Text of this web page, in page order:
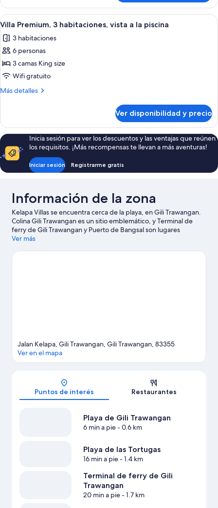
estándar,
habitaciones
people)
Ver
todas
las
fotos
de
Villa
Premium,
vista
la
piscina
Un área de piscina con sillas de
25
Villa Premium, 3 habitaciones, vista a la piscina
3 habitaciones
6 personas
3 camas King size
Wifi gratuito
Más detalles
Más
Premium,
3
habitaciones,
vista
a
la
Ver disponibilidad y precio
Inicia sesión para ver los descuentos y las ventajas que reúnen
los requisitos. ¡Más recompensas te llevan a más aventuras!
Iniciar sesión Registrarme gratis
Información de la zona
Kelapa Villas se encuentra cerca de la playa, en Gili Trawangan.
Colina Gili Trawangan es un sitio emblemático, y Terminal de
ferry de Gili Trawangan y Puerto de Bangsal son lugares
cercanos donde se pueden hacer actividades. También puedes
como kayak, buceo y snorkel ofrecen una gran oportunidad de
Ver más
Jalan Kelapa, Gili Trawangan, Gili Trawangan, 83355
Ver en el mapa
Puntos de interés Restaurantes
Playa de Gili Trawangan
6 min a pie- 0.6 km
Playa de las Tortugas
16 min a pie- 1.4 km
Terminal de ferry de Gili
Trawangan
20 min a pie- 1.7 km